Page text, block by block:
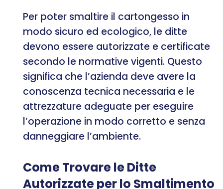
Per poter smaltire il cartongesso in
modo sicuro ed ecologico, le ditte
devono essere autorizzate e certificate
secondo le normative vigenti. Questo
significa che l’azienda deve avere la
conoscenza tecnica necessaria e le
attrezzature adeguate per eseguire
l’operazione in modo corretto e senza
danneggiare l’ambiente.
Come Trovare le Ditte
Autorizzate per lo Smaltimento